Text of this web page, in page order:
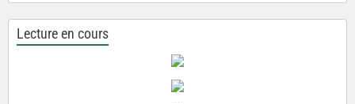
Lecture en cours